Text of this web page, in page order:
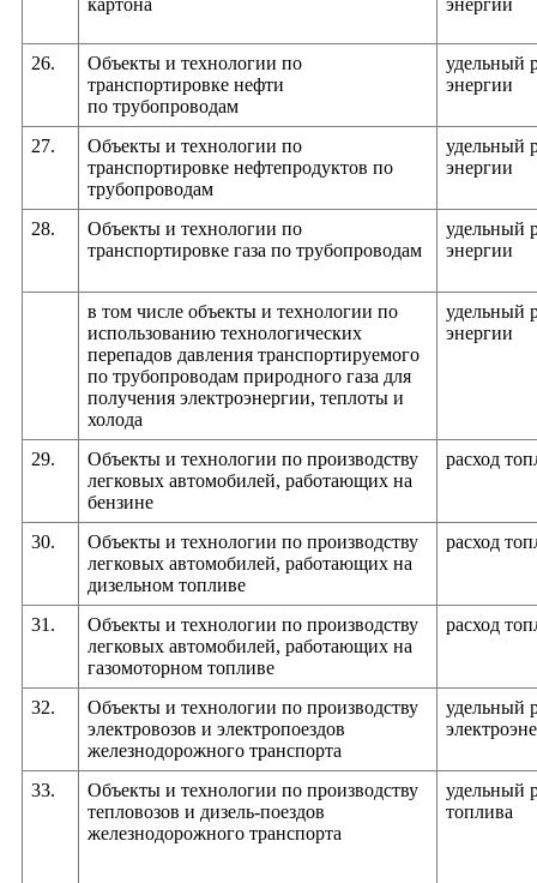
картона энергии
26.
Объекты и технологии по
транспортировке нефти
по трубопроводам
удельный
энергии
27.
Объекты и технологии по
транспортировке нефтепродуктов по
трубопроводам
удельный
энергии
28.
Объекты и технологии по
транспортировке газа по трубопроводам
удельный
энергии
в том числе объекты и технологии по
использованию технологических
перепадов давления транспортируемого
по трубопроводам природного газа для
получения электроэнергии, теплоты и
холода
удельный
энергии
29.
Объекты и технологии по производству
легковых автомобилей, работающих на
бензине
расход
30.
Объекты и технологии по производству
легковых автомобилей, работающих на
дизельном топливе
расход
31.
Объекты и технологии по производству
легковых автомобилей, работающих на
газомоторном топливе
расход
32.
Объекты и технологии по производству
электровозов и электропоездов
железнодорожного транспорта
удельный
33.
Объекты и технологии по производству
тепловозов и дизель-поездов
железнодорожного транспорта
удельный
топлива